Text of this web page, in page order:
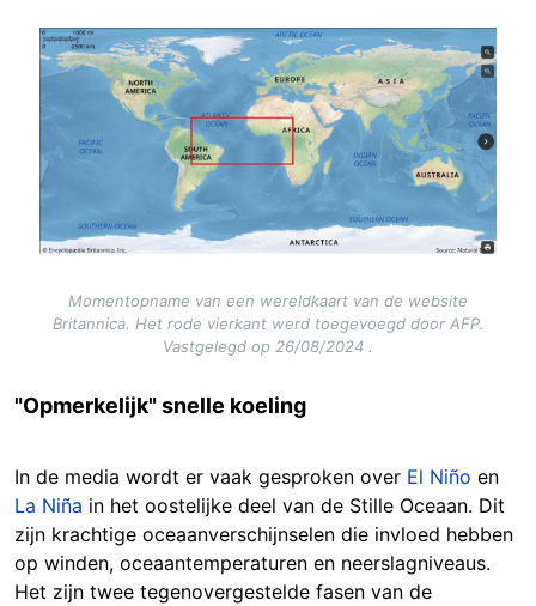
Image
Momentopname van een wereldkaart van de website
Britannica. Het rode vierkant werd toegevoegd door AFP.
Vastgelegd op 26/08/2024 .
"Opmerkelijk" snelle koeling
In de media wordt er vaak gesproken over El Niño en
La Niña in het oostelijke deel van de Stille Oceaan. Dit
zijn krachtige oceaanverschijnselen die invloed hebben
op winden, oceaantemperaturen en neerslagniveaus.
Het zijn twee tegenovergestelde fasen van de